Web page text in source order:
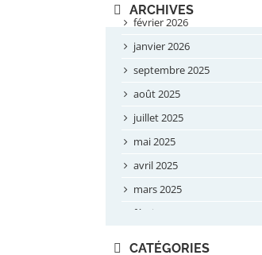
ARCHIVES
février 2026
janvier 2026
septembre 2025
août 2025
juillet 2025
mai 2025
avril 2025
mars 2025
février 2025
CATÉGORIES